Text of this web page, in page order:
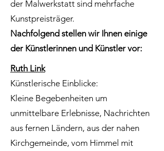
der Malwerkstatt sind mehrfache
Kunstpreisträger.
Nachfolgend stellen wir Ihnen einige
der Künstlerinnen und Künstler vor:
Ruth Link
Künstlerische Einblicke:
Kleine Begebenheiten um
unmittelbare Erlebnisse, Nachrichten
aus fernen Ländern, aus der nahen
Kirchgemeinde, vom Himmel mit